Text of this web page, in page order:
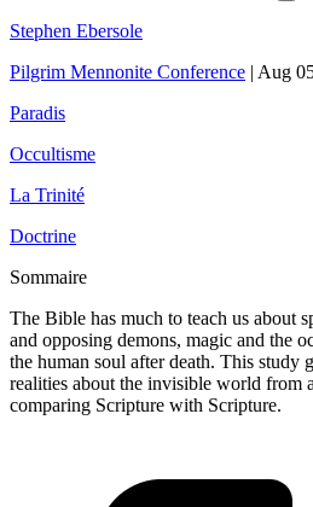
Stephen Ebersole
Pilgrim Mennonite Conference | Aug
Paradis
Occultisme
La Trinité
Doctrine
Sommaire
The Bible has much to teach us about
and opposing demons, magic and the
the human soul after death. This study
realities about the invisible world from
comparing Scripture with Scripture.